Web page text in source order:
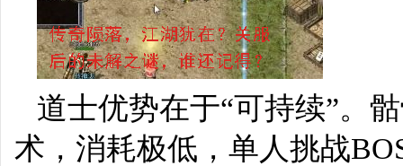
道士优势在于“可持续”。
术，消耗极低，单人挑战